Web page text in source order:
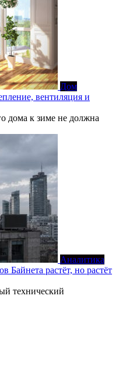
Дом
вентиляция и
дома к зиме не должна
Аналитика
Байнета растёт, но растёт
технический